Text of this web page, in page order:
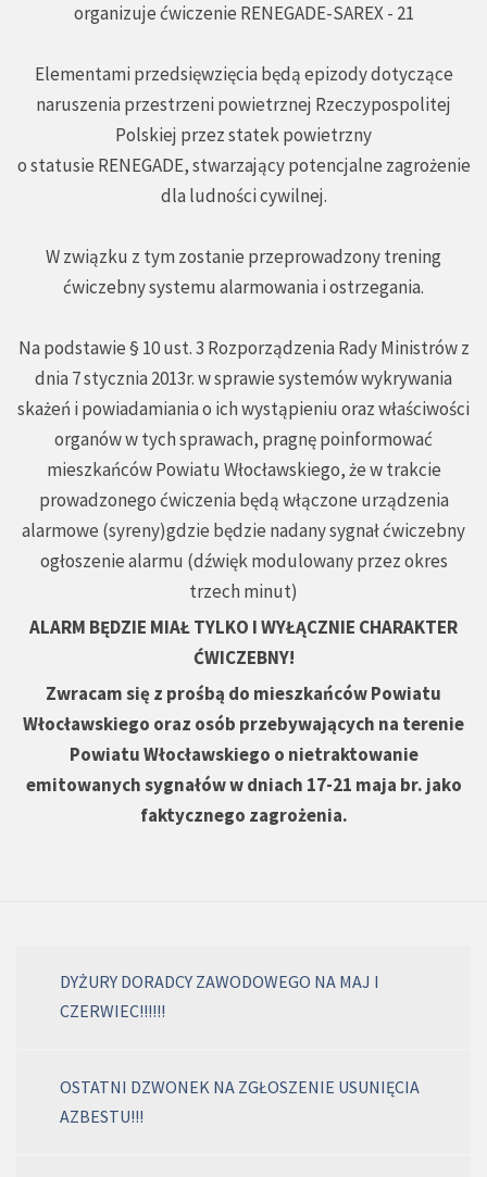
organizuje ćwiczenie RENEGADE-SAREX - 21
Elementami przedsięwzięcia będą epizody dotyczące
naruszenia przestrzeni powietrznej Rzeczypospolitej
Polskiej przez statek powietrzny
o statusie RENEGADE, stwarzający potencjalne zagrożenie
dla ludności cywilnej.
W związku z tym zostanie przeprowadzony trening
ćwiczebny systemu alarmowania i ostrzegania.
Na podstawie § 10 ust. 3 Rozporządzenia Rady Ministrów z
dnia 7 stycznia 2013r. w sprawie systemów wykrywania
skażeń i powiadamiania o ich wystąpieniu oraz właściwości
organów w tych sprawach, pragnę poinformować
mieszkańców Powiatu Włocławskiego, że w trakcie
prowadzonego ćwiczenia będą włączone urządzenia
alarmowe (syreny)gdzie będzie nadany sygnał ćwiczebny
ogłoszenie alarmu (dźwięk modulowany przez okres
trzech minut)
ALARM BĘDZIE MIAŁ TYLKO I WYŁĄCZNIE CHARAKTER
ĆWICZEBNY!
Zwracam się z prośbą do mieszkańców Powiatu
Włocławskiego oraz osób przebywających na terenie
Powiatu Włocławskiego o nietraktowanie
emitowanych sygnałów w dniach 17-21 maja br. jako
faktycznego zagrożenia.
DYŻURY DORADCY ZAWODOWEGO NA MAJ I
CZERWIEC!!!!!!
OSTATNI DZWONEK NA ZGŁOSZENIE USUNIĘCIA
AZBESTU!!!